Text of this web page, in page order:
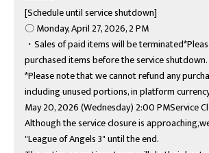
[Schedule until service shutdown]
〇 Monday, April 27, 2026, 2 PM
・Sales of paid items will be
purchased items before the service shutdown.
*Please note that we cannot refund any
including unused portions, in platform
May 20, 2026 (Wednesday) 2:00 PMService
Although the service closure is
"League of Angels 3" until the end.